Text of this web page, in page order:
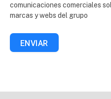
comunicaciones comerciales
marcas y webs del grupo
ENVIAR